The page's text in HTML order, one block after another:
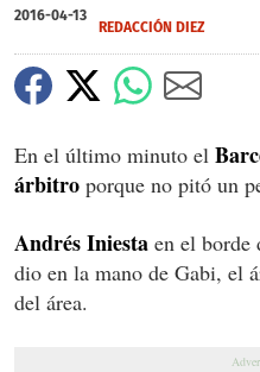
2016-04-13
REDACCIÓN DIEZ
En el último minuto el
árbitro porque no pitó un
Andrés Iniesta en el borde
dio en la mano de Gabi, el
del área.